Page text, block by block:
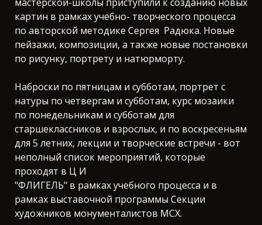
картин в рамках учебно- творческого процесса
по авторской методике Сергея Радюка. Новые
пейзажи, композиции, а также новые постановки
по рисунку, портрету и натюрморту.
Наброски по пятницам и субботам, портрет с
натуры по четвергам и субботам, курс мозаики
по понедельникам и субботам для
старшеклассников и взрослых, и по воскресеньям
для 5 летних, лекции и творческие встречи - вот
неполный список мероприятий, которые
проходят в Ц И
"ФЛИГЕЛЬ" в рамках учебного процесса и в
рамках выставочной программы Секции
художников монументалистов МСХ.